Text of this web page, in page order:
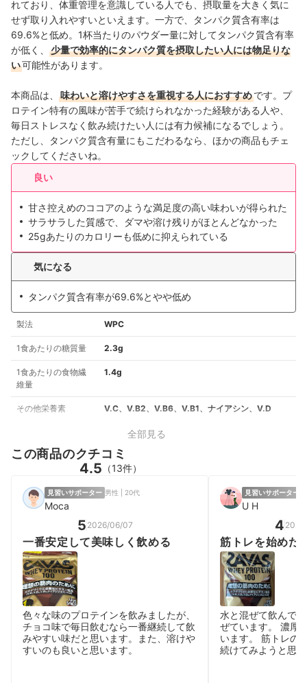
れており、体重管理を意識している人でも、摂取量を大きく気に
せず取り入れやすいといえます。一方で、タンパク質含有率は
69.6%と低め。1杯当たりのパウダー量に対してタンパク質含有率
が低く、
少量で効率的にタンパク質を摂取したい人には物足りな
い可能性があります。
本商品は、 味わいと溶けやすさを重視する人におすすめです。プ
ロテイン特有の風味が苦手で続けられなかった経験がある人や、
毎日ストレスなく飲み続けたい人には有力候補になるでしょう。
ただし、タンパク質含有量にもこだわるなら、ほかの商品もチェ
ックしてくださいね。
良い
甘さ控えめのココアのような満足度の高い味わいが得られた
サラサラした質感で、ダマや溶け残りがほとんどなかった
25gあたりのカロリーも低めに抑えられている
気になる
タンパク質含有率が69.6%とやや低め
製法 WPC
1食あたりの糖質量 2.3g
1食あたりの食物繊
維量
1.4g
その他栄養素 V.C、V.B2、V.B6、V.B1、ナイアシン、V.D
全部見る
この商品のクチコミ
4.5 （13件）
見習いサポーター 男性 | 20代
Moca
5 2026/06/07
一番安定して美味しく飲める
色々な味のプロテインを飲みましたが、
チョコ味で毎日飲むなら一番継続して飲
みやすい味だと思います。また、溶けや
すいのも良いと思います。
見習いサポーター
U H
4
筋トレを始めた
水と混ぜて飲んで
ぜています。 濃厚
います。 筋トレの
続けてみようと思